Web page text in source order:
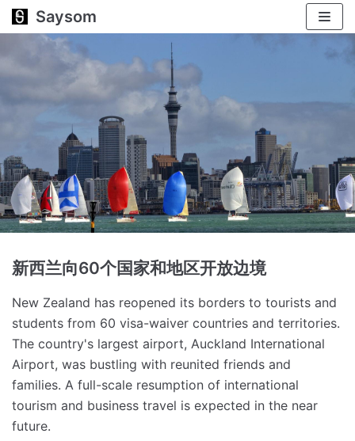
跳
Saysom
新西兰向60个国家和地区开放边境
New Zealand has reopened its borders to tourists and
students from 60 visa-waiver countries and territories.
The country's largest airport, Auckland International
Airport, was bustling with reunited friends and
families. A full-scale resumption of international
tourism and business travel is expected in the near
future.